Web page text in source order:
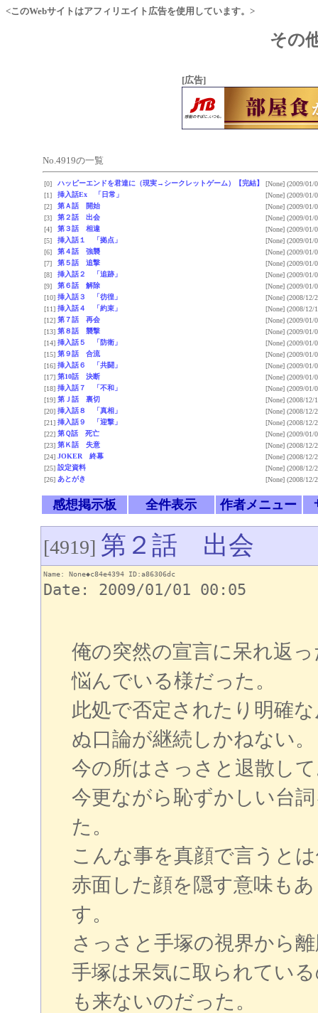
<このWebサイトはアフィリエイト広告を使用しています。>
その
[広告]
No.4919の一覧
[0] ハッピーエンドを君達に（現実→シークレットゲーム）【完結】 [None] (2009/01/
[1]
挿入話Ex 「日常」 [None] (2009/01/
[2]
第Ａ話 開始 [None] (2009/01/
[3]
第２話 出会 [None] (2009/01/
[4]
第３話 相違 [None] (2009/01/
[5]
挿入話１ 「拠点」 [None] (2009/01/
[6]
第４話 強襲 [None] (2009/01/
[7]
第５話 追撃 [None] (2009/01/
[8]
挿入話２ 「追跡」 [None] (2009/01/
[9]
第６話 解除 [None] (2009/01/
[10] 挿入話３ 「彷徨」 [None] (2008/12/
[11] 挿入話４ 「約束」 [None] (2008/12/
[12] 第７話 再会 [None] (2009/01/
[13] 第８話 襲撃 [None] (2009/01/
[14] 挿入話５ 「防衛」 [None] (2009/01/
[15] 第９話 合流 [None] (2009/01/
[16] 挿入話６ 「共闘」 [None] (2009/01/
[17] 第10話 決断 [None] (2009/01/
[18] 挿入話７ 「不和」 [None] (2009/01/
[19] 第Ｊ話 裏切 [None] (2008/12/
[20] 挿入話８ 「真相」 [None] (2008/12/
[21] 挿入話９ 「迎撃」 [None] (2008/12/
[22] 第Ｑ話 死亡 [None] (2009/01/
[23] 第Ｋ話 失意 [None] (2008/12/
[24] JOKER 終幕 [None] (2008/12/
[25] 設定資料 [None] (2008/12/
[26] あとがき [None] (2008/12/
感想掲示板 全件表示 作者メニュー
[4919] 第２話 出会
Name: None◆c84e4394 ID:a86306dc
Date: 2009/01/01 00:05
俺の突然の宣言に呆れ返
悩んでいる様だった。
此処で否定されたり明確
ぬ口論が継続しかねない。
今の所はさっさと退散し
今更ながら恥ずかしい台
た。
こんな事を真顔で言うと
赤面した顔を隠す意味も
す。
さっさと手塚の視界から
手塚は呆気に取られてい
も来ないのだった。